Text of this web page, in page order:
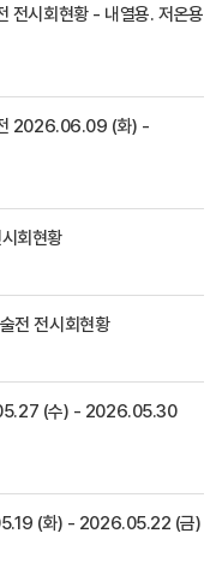
전시회현황 - 내열용. 저온용
2026.06.09 (화) -
회현황
전 전시회현황
(수) - 2026.05.30
(화) - 2026.05.22 (금)